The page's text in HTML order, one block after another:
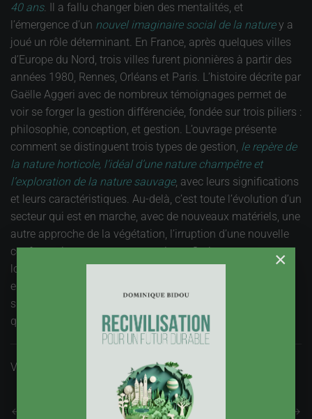
40 ans. Il a fallu changer bien des mentalités, et
l’émergence d’un nouvel imaginaire social de la naturey a
joué un rôle déterminant. En France, après quelques villes
d’Europe du Nord, trois villes furent pionnières à partir des
années 1980, Rennes, Orléans et Paris. L’histoire décrite par
Gaëlle Aggeri avec de nombreux témoignages permet de
voir se forger la gestion différenciée, fondée sur trois piliers :
philosophie, conception, et gestion. L’ouvrage présente
comment se distinguent trois types de gestion, le repère de
la nature horticole, l’idéal d’une nature champêtre et
l’exploration de la nature sauvage, avec leurs significations
et leurs caractéristiques. Au-delà, c’est toute l’évolution d’un
secteur qui est en marche, avec de nouveaux matériels, une
autre approche de la végétation, l’irruption d’une nouvelle
confrontation entre nature et culture. On le sent tout au
long de l’ouvrage, l’espace vert introduit la ville dans son
ensemble. C’est la relation entre la ville et le végétal, et par
suite avec la biodiversité qui est le véritable enjeu. Un livre
qui éclaire le chemin vers la
ville nature .
Vues : 4198
×